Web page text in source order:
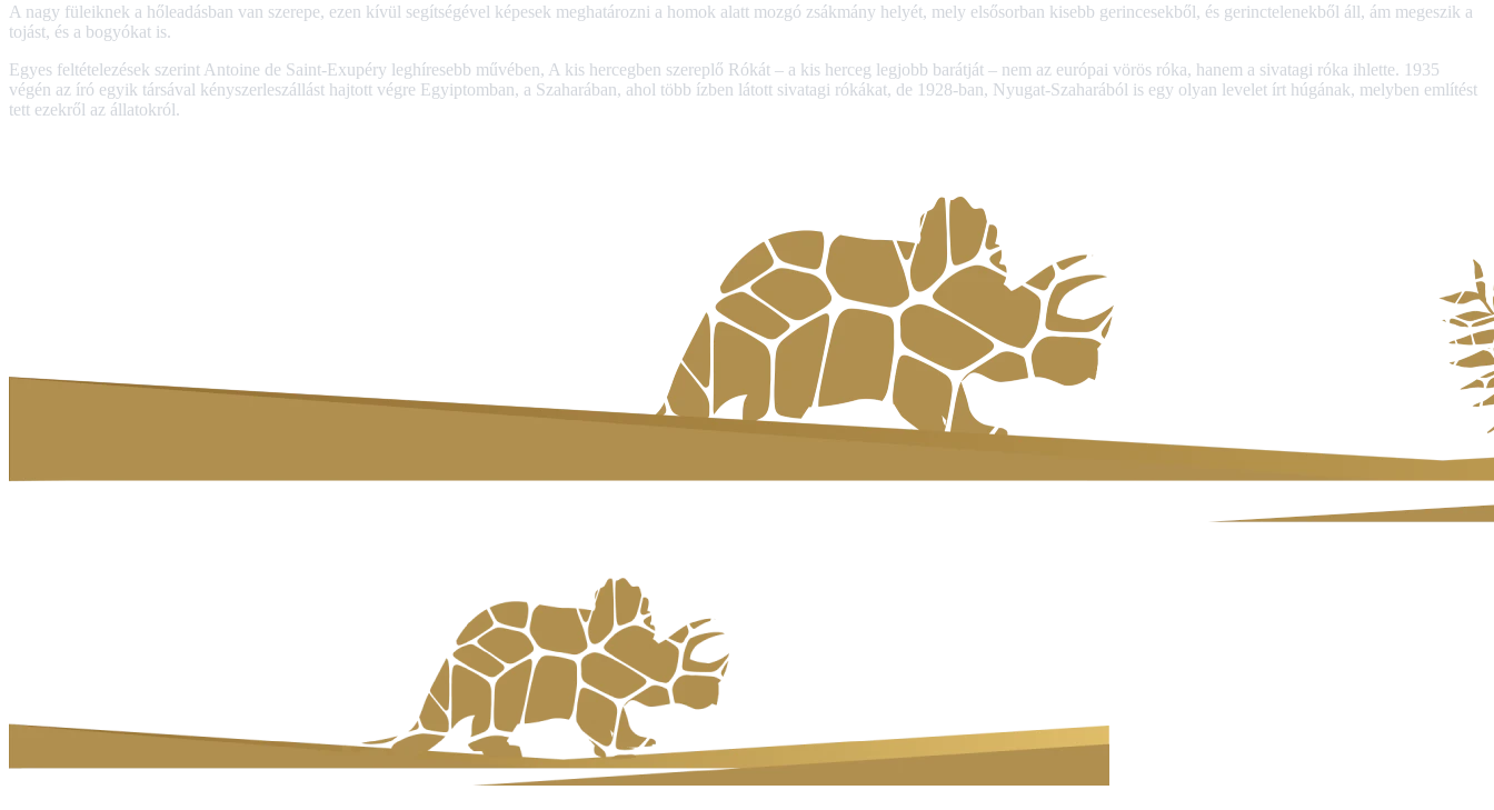
A nagy füleiknek a hőleadásban van szerepe, ezen kívül segítségével képesek meghatározni a homok alatt mozgó zsákmány helyét, mely elsősorban kisebb gerincesekből, és gerinctelenekből áll, ám megeszik a
tojást, és a bogyókat is.
Egyes feltételezések szerint Antoine de Saint-Exupéry leghíresebb művében, A kis hercegben szereplő Rókát – a kis herceg legjobb barátját – nem az európai vörös róka, hanem a sivatagi róka ihlette. 1935
végén az író egyik társával kényszerleszállást hajtott végre Egyiptomban, a Szaharában, ahol több ízben látott sivatagi rókákat, de 1928-ban, Nyugat-Szaharából is egy olyan levelet írt húgának, melyben említést
tett ezekről az állatokról.